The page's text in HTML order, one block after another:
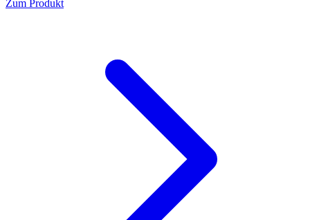
Zum Produkt